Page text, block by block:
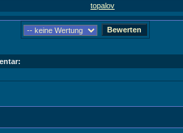
topalov